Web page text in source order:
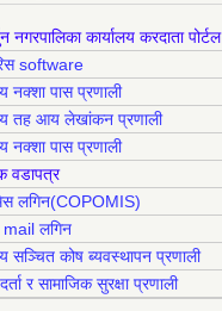
नगरपालिका कार्यालय करदाता पोर्टल
software
नक्शा पास प्रणाली
तह आय लेखांकन प्रणाली
नक्शा पास प्रणाली
वडापत्र
लगिन(COPOMIS)
mail लगिन
सञ्चित कोष ब्यवस्थापन प्रणाली
र सामाजिक सुरक्षा प्रणाली